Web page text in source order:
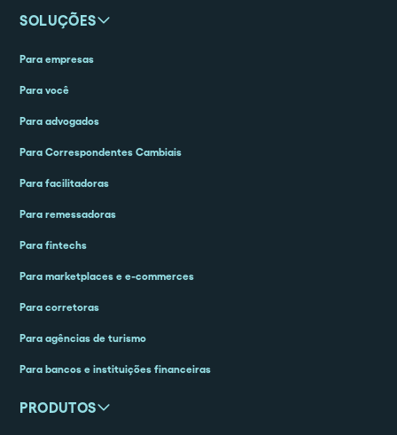
SOLUÇÕES
Para empresas
Para você
Para advogados
Para Correspondentes Cambiais
Para facilitadoras
Para remessadoras
Para fintechs
Para marketplaces e e-commerces
Para corretoras
Para agências de turismo
Para bancos e instituições financeiras
PRODUTOS